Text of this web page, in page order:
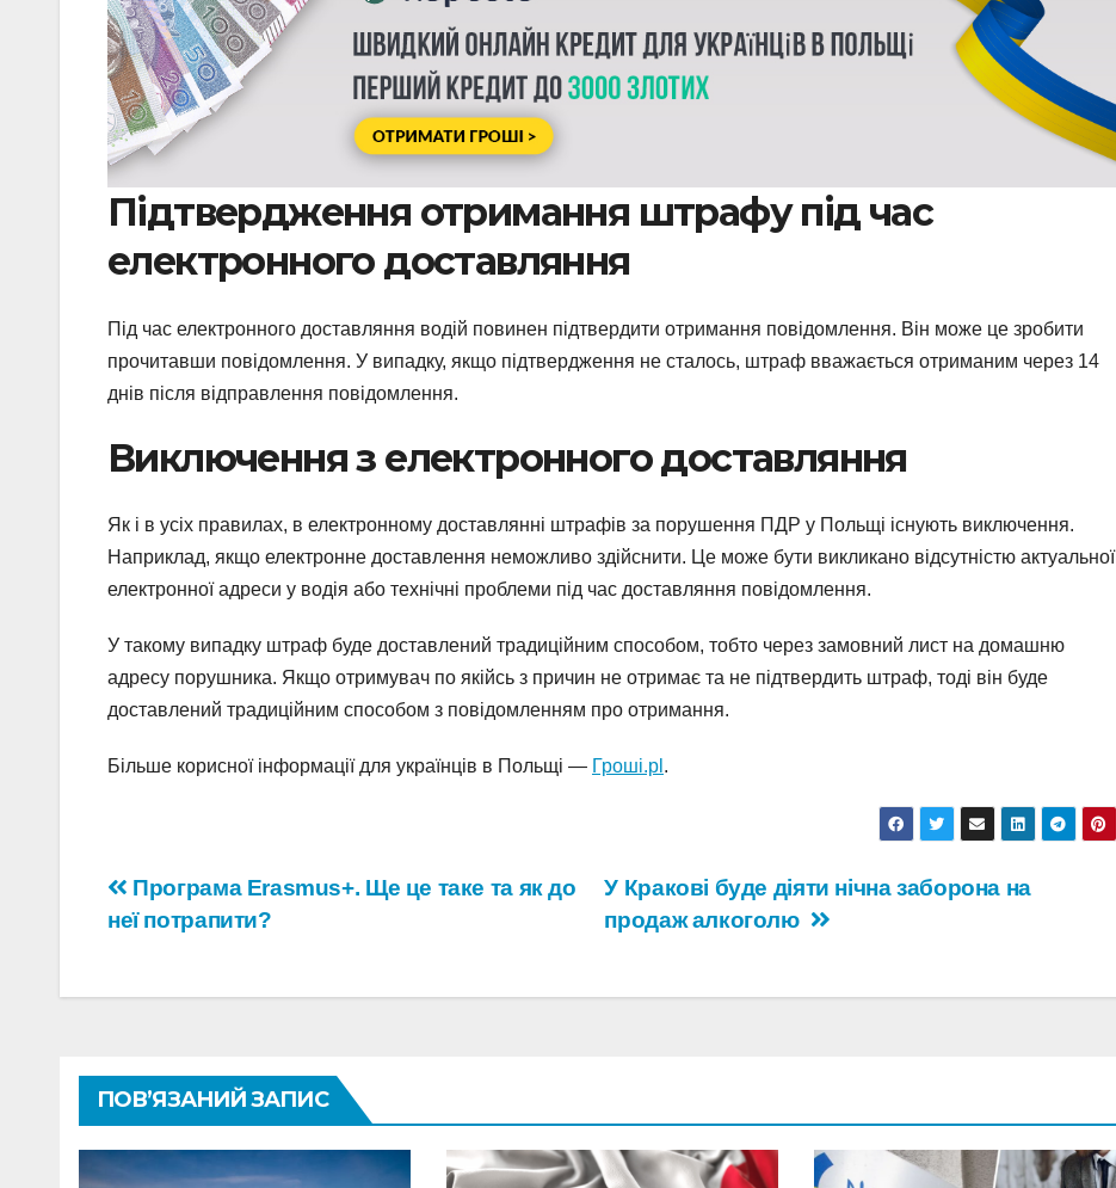
Підтвердження отримання штрафу під час
електронного доставляння
Під час електронного доставляння водій повинен підтвердити отримання повідомлення. Він може це зробити
прочитавши повідомлення. У випадку, якщо підтвердження не сталось, штраф вважається отриманим через 14
днів після відправлення повідомлення.
Виключення з електронного доставляння
Як і в усіх правилах, в електронному доставлянні штрафів за порушення ПДР у Польщі існують виключення.
Наприклад, якщо електронне доставлення неможливо здійснити. Це може бути викликано відсутністю актуальної
електронної адреси у водія або технічні проблеми під час доставляння повідомлення.
У такому випадку штраф буде доставлений традиційним способом, тобто через замовний лист на домашню
адресу порушника. Якщо отримувач по якійсь з причин не отримає та не підтвердить штраф, тоді він буде
доставлений традиційним способом з повідомленням про отримання.
Більше корисної інформації для українців в Польщі — Гроші.pl .
Навігація
записів
У Кракові буде діяти нічна заборона на
продаж алкоголю
Програма Erasmus+. Ще це таке та як до
неї потрапити?
ПОВ’ЯЗАНИЙ ЗАПИС